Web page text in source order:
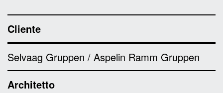
Cliente
Selvaag Gruppen / Aspelin Ramm Gruppen
Architetto